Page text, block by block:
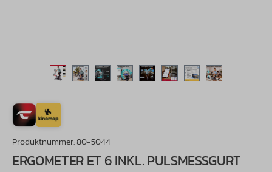
Produktnummer:80-5044
ERGOMETER ET 6 INKL. PULSMESSGURT